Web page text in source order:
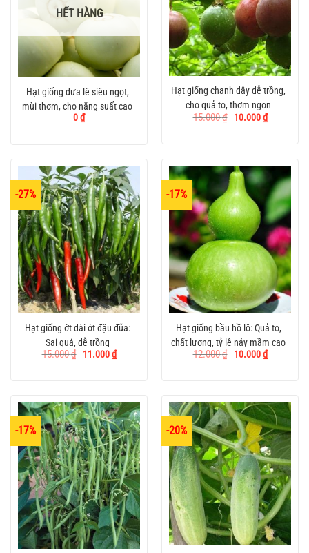
HẾT HÀNG
Hạt giống dưa lê siêu ngọt,
mùi thơm, cho năng suất cao
0₫
Hạt giống chanh dây dễ trồng,
cho quả to, thơm ngon
15.000₫
Giá
gốc
10.000₫Giá
hiện
-27%
Hạt giống ớt dài ớt đậu đũa:
Sai quả, dễ trồng
15.000₫
Giá
gốc
11.000₫Giá
hiện
-17%
Hạt giống bầu hồ lô: Quả to,
chất lượng, tỷ lệ nảy mầm cao
12.000₫
Giá
gốc
10.000₫Giá
hiện
-17% -20%